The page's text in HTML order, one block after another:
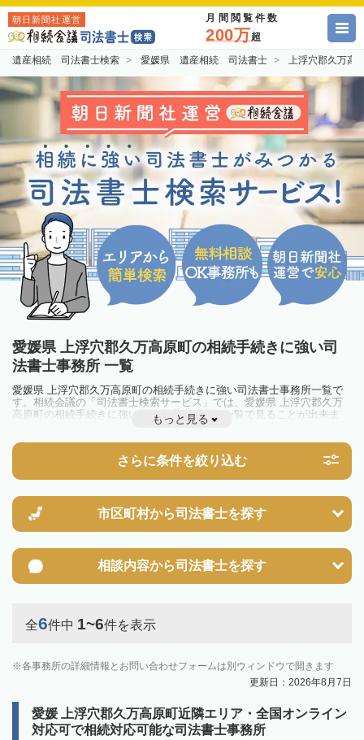
朝日新聞社運営 月間閲覧件数
200万超
遺産相続 司法書士検索 愛媛県 遺産相続 司法書士 上浮穴郡久万
愛媛県 上浮穴郡久万高原町の相続手続きに強い司
法書士事務所 一覧
愛媛県 上浮穴郡久万高原町の相続手続きに強い司法書士事務所一覧で
す。相続会議の「司法書士検索サービス」では、愛媛県 上浮穴郡久万
高原町の相続手続きに強い司法書士事務所を一覧で見ることが出来ま
す。相続のトラブルやお悩みを抱えている方は一度近隣の司法書士に相
もっと見る
さらに条件を絞り込む
市区町村から司法書士を探す
相談内容から司法書士を探す
全6件中 1~6件を表示
各事務所の詳細情報とお問い合わせフォームは別ウィンドウで開きます
更新日：2026年8月7日
愛媛 上浮穴郡久万高原町近隣エリア・全国オンライン
対応可で相続対応可能な司法書士事務所